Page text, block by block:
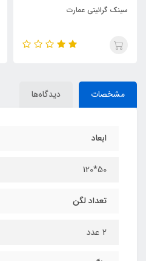
سینک گرانیتی عمارت
مشخصات دیدگاه‌ها
ابعاد
50*120
تعداد لگن
2 عدد